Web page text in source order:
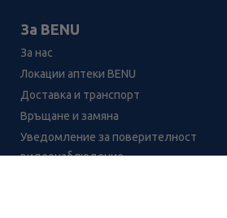
За BENU
За нас
Локации аптеки BENU
Доставка и транспорт
Връщане и замяна
Уведомление за поверителност
видеонаблюдение
Лесно ли се ориентираш в
сайта ни днес?